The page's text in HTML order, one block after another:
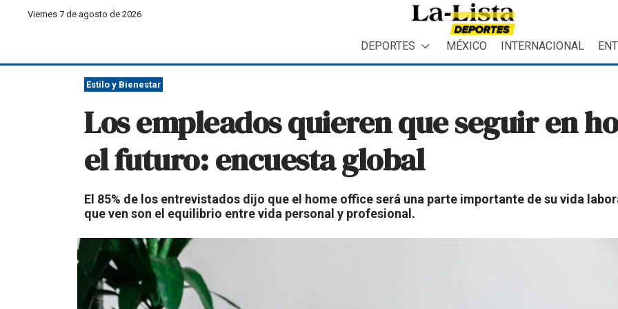
Viernes 7 de agosto de 2026
DEPORTES MÉXICO INTERNACIONAL
Estilo y Bienestar
Los empleados quieren que seguir en
el futuro: encuesta global
El 85% de los entrevistados dijo que el home office será una parte importante de su vida
que ven son el equilibrio entre vida personal y profesional.